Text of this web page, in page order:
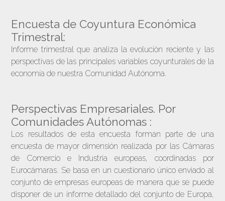
Encuesta de Coyuntura Económica
Trimestral:
Informe trimestral que analiza la evolución reciente y las
perspectivas de las principales variables coyunturales de la
economía de nuestra Comunidad Autónoma.
Perspectivas Empresariales. Por
Comunidades Autónomas :
Los resultados de esta encuesta forman parte de una
encuesta de mayor dimensión realizada por las Cámaras
de Comercio e Industria europeas, coordinadas por
Eurocámaras. Se basa en un cuestionario único enviado al
conjunto de empresas europeas de manera que se puede
disponer de un informe detallado del conjunto de Europa,